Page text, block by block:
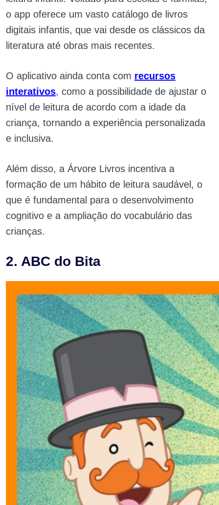
o app oferece um vasto catálogo de livros
digitais infantis, que vai desde os clássicos da
literatura até obras mais recentes.
O aplicativo ainda conta com recursos
interativos, como a possibilidade de ajustar o
nível de leitura de acordo com a idade da
criança, tornando a experiência personalizada
e inclusiva.
Além disso, a Árvore Livros incentiva a
formação de um hábito de leitura saudável, o
que é fundamental para o desenvolvimento
cognitivo e a ampliação do vocabulário das
crianças.
2. ABC do Bita